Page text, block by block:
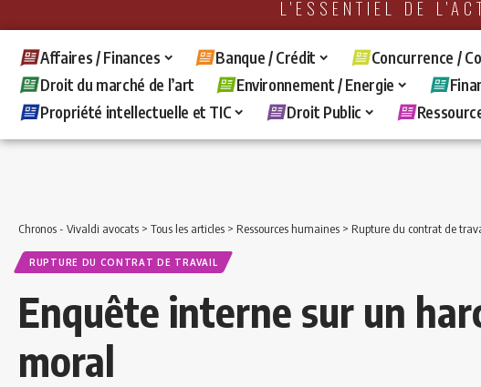
L'ESSENTIEL DE
Affaires / Finances Banque / Crédit Concurrence /
Droit du marché de l’art
Environnement / Energie
Propriété intellectuelle et TIC
Droit Public
Chronos - Vivaldi avocats > Tous les articles > Ressources humaines > Rupture du contrat de
RUPTURE DU CONTRAT DE TRAVAIL
Enquête interne sur un
moral